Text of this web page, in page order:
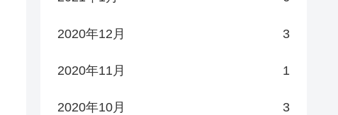
2020年12月 3
2020年11月 1
2020年10月 3